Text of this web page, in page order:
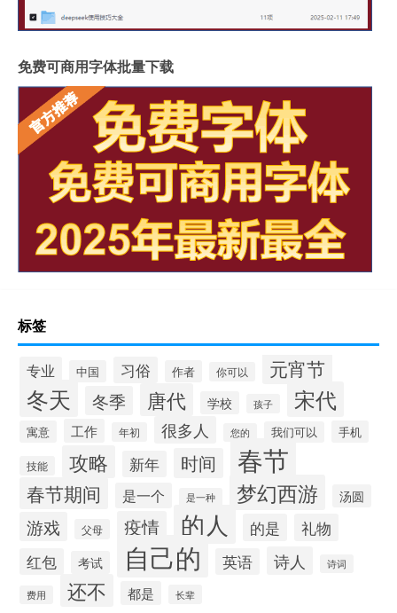
免费可商用字体批量下载
标签
专业 中国 习俗 作者 你可以 元宵节
冬天 冬季 唐代 学校 孩子 宋代
寓意 工作 年初 很多人 您的 我们可以 手机
技能 攻略 新年 时间 春节
春节期间 是一个 是一种 梦幻西游 汤圆
游戏 父母 疫情 的人 的是 礼物
红包 考试 自己的 英语 诗人 诗词
费用 还不 都是 长辈